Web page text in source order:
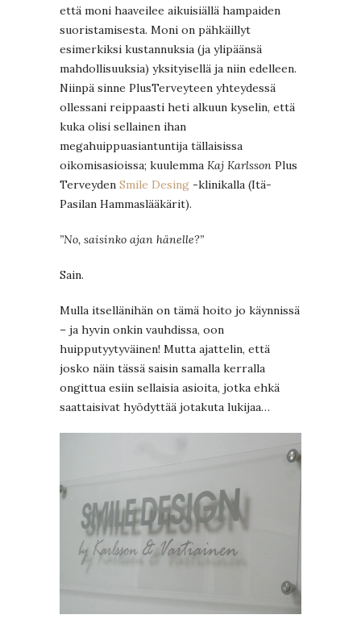
että moni haaveilee aikuisiällä hampaiden
suoristamisesta. Moni on pähkäillyt
esimerkiksi kustannuksia (ja ylipäänsä
mahdollisuuksia) yksityisellä ja niin edelleen.
Niinpä sinne PlusTerveyteen yhteydessä
ollessani reippaasti heti alkuun kyselin, että
kuka olisi sellainen ihan
megahuippuasiantuntija tällaisissa
oikomisasioissa; kuulemma Kaj Karlsson Plus
Terveyden Smile Desing -klinikalla (Itä-
Pasilan Hammaslääkärit).
”No, saisinko ajan hänelle?”
Sain.
Mulla itsellänihän on tämä hoito jo käynnissä
– ja hyvin onkin vauhdissa, oon
huipputyytyväinen! Mutta ajattelin, että
josko näin tässä saisin samalla kerralla
ongittua esiin sellaisia asioita, jotka ehkä
saattaisivat hyödyttää jotakuta lukijaa…